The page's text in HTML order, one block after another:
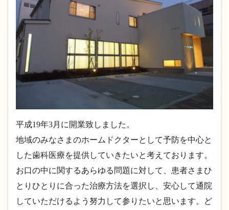
平成19年3月に開業致しました。
地域のみなさまのホームドクターとして予防を中心と
した歯科医療を提供していきたいと考えております。
お口の中に関するあらゆる問題に対して、患者さまひ
とりひとりに合った治療方法を選択し、安心して通院
していただけるよう努力して参りたいと思います。ど